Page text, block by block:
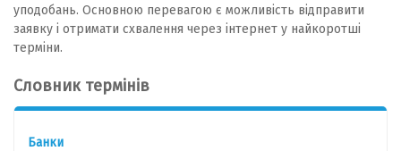
уподобань. Основною перевагою є можливість відправити
заявку і отримати схвалення через інтернет у найкоротші
терміни.
Словник термінів
Банки